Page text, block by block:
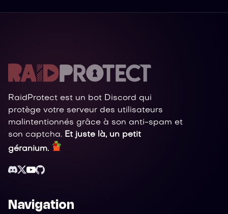
RaidProtect est un bot Discord qui
protège votre serveur des utilisateurs
malintentionnés grâce à son anti-spam et
son captcha. Et juste là, un petit
géranium.
Navigation